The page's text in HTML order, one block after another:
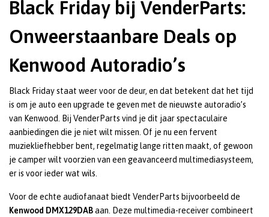
Black Friday bij VenderParts:
Onweerstaanbare Deals op
Kenwood Autoradio’s
Black Friday staat weer voor de deur, en dat betekent dat het tijd
is om je auto een upgrade te geven met de nieuwste autoradio’s
van Kenwood. Bij VenderParts vind je dit jaar spectaculaire
aanbiedingen die je niet wilt missen. Of je nu een fervent
muziekliefhebber bent, regelmatig lange ritten maakt, of gewoon
je camper wilt voorzien van een geavanceerd multimediasysteem,
er is voor ieder wat wils.
Voor de echte audiofanaat biedt VenderParts bijvoorbeeld de
Kenwood DMX129DABaan. Deze multimedia-receiver combineert